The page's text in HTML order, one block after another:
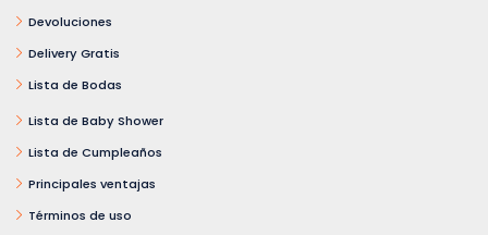
Devoluciones
Delivery Gratis
Lista de Bodas
Lista de Baby Shower
Lista de Cumpleaños
Principales ventajas
Términos de uso